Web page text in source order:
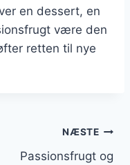
en dessert, en
være den
retten til nye
NÆSTE
Passionsfrugt og